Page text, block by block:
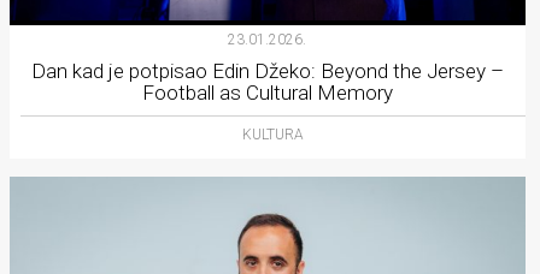
23.01.2026.
Dan kad je potpisao Edin Džeko: Beyond the Jersey –
Football as Cultural Memory
KULTURA